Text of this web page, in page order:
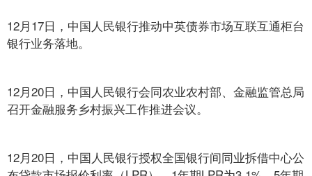
12月17日，中国人民银行推动中英债券市场互联互通柜台
银行业务落地。
12月20日，中国人民银行会同农业农村部、金融监管总局
召开金融服务乡村振兴工作推进会议。
12月20日，中国人民银行授权全国银行间同业拆借中心公